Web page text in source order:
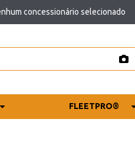
concessionário selecionado
FLEETPRO®